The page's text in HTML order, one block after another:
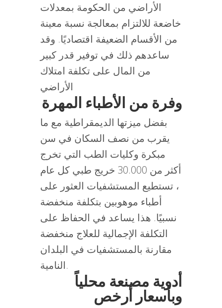
الأراضي من الحكومة بمعدلات
خاضعة للالتزام بمعالجة نسبة معينة
من الأقسام الضعيفة اقتصاديًا. وقد
ساعدهم ذلك في توفير قدر كبير
من المال على تكلفة امتلاك
الأراضي
وفرة من الأطباء المهرة
بفضل ميزتها الديمقراطية مع ما
يقرب من نصف السكان في سن
مبكرة وكليات الطب التي تخرج
أكثر من 30.000 خريج طبي كل عام
، تستطيع المستشفيات العثور على
أطباء موهوبين بتكلفة منخفضة
نسبيًا. هذا يساعد في الحفاظ على
التكلفة الإجمالية للعلاج منخفضة
مقارنة بالمستشفيات في البلدان
النامية.
أدوية مصنعة محلياً
وبأسعار أرخص